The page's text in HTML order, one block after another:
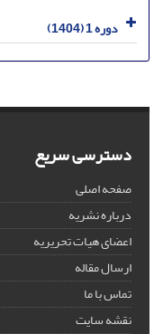
دوره 1 (1404)
دسترسی سریع
صفحه اصلی
درباره نشریه
اعضای هیات تحریریه
ارسال مقاله
تماس با ما
نقشه سایت